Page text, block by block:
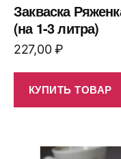
Закваска
(на 1-3 литра)
227,00₽
КУПИТЬ ТОВАР